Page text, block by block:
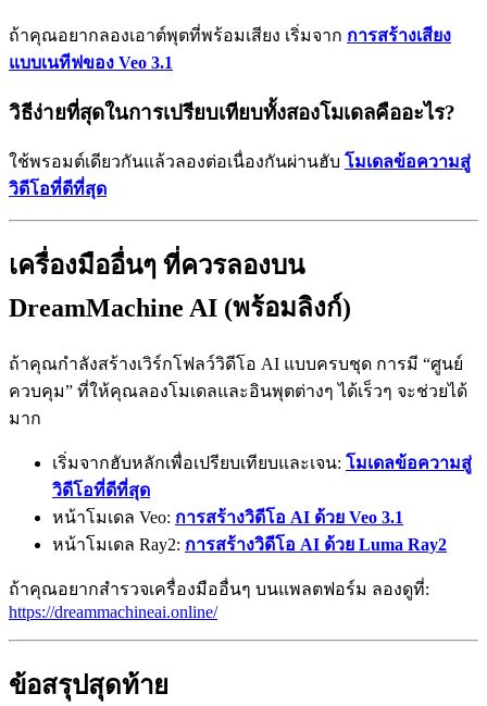
ถ้าคุณอยากลองเอาต์พุตที่พร้อมเสียง เริ่มจาก การสร้างเสียง
แบบเนทีฟของ Veo 3.1
วิธีง่ายที่สุดในการเปรียบเทียบทั้งสองโมเดลคืออะไร?
ใช้พรอมต์เดียวกันแล้วลองต่อเนื่องกันผ่านฮับ โมเดลข้อความสู่
วิดีโอที่ดีที่สุด
เครื่องมืออื่นๆ ที่ควรลองบน
DreamMachine AI (พร้อมลิงก์)
ถ้าคุณกำลังสร้างเวิร์กโฟลว์วิดีโอ AI แบบครบชุด การมี “ศูนย์
ควบคุม” ที่ให้คุณลองโมเดลและอินพุตต่างๆ ได้เร็วๆ จะช่วยได้
มาก
เริ่มจากฮับหลักเพื่อเปรียบเทียบและเจน: โมเดลข้อความสู่
วิดีโอที่ดีที่สุด
หน้าโมเดล Veo: การสร้างวิดีโอ AI ด้วย Veo 3.1
หน้าโมเดล Ray2: การสร้างวิดีโอ AI ด้วย Luma Ray2
ถ้าคุณอยากสำรวจเครื่องมืออื่นๆ บนแพลตฟอร์ม ลองดูที่:
https://dreammachineai.online/
ข้อสรุปสุดท้าย